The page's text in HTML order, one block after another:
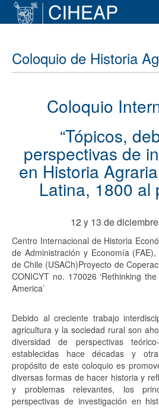
Coloquio de Historia
Coloquio
“Tópicos,
perspectivas de
en Historia
Latina, 1800 al
12 y 13 de
Centro Internacional de Historia
de Administración y Economía
de Chile (USACh)Proyecto de
CONICYT no. 170026 ‘Rethinking
America’
Debido al creciente trabajo
agricultura y la sociedad rural son
diversidad de perspectivas
establecidas hace décadas y
propósito de este coloquio es
diversas formas de hacer historia y
y problemas relevantes, los
perspectivas de investigación en